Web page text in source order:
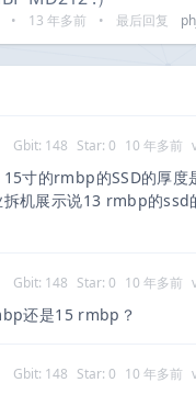
• 13 年多前 • 最后回复
Gbit: 148 Star: 0 10 年多前
寸的rmbp的SSD的厚
机展示说13 rmbp的ssd
Gbit: 148 Star: 0 10 年多前
还是15 rmbp？
Gbit: 148 Star: 0 10 年多前